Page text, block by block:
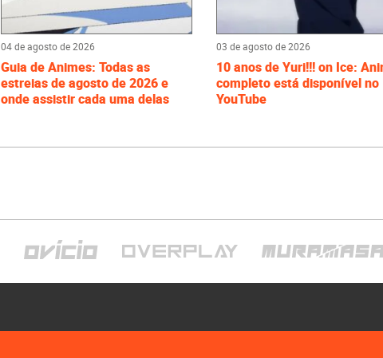
04 de agosto de 2026
Guia de Animes: Todas as
estreias de agosto de 2026 e
onde assistir cada uma delas
03 de agosto de 2026
10 anos de Yuri!!! on Ice:
completo está disponível no
YouTube